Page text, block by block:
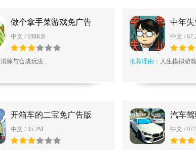
做个拿手菜游戏免广告
中文 / 198KB
消除与合成玩法...
中年
中文 /
推荐理由： 人生模拟游
开箱车的二宝免广告版
中文 / 35.2M
汽车驾
中文 /